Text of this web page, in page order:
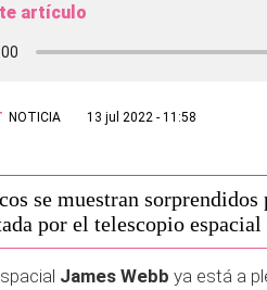
artículo
NOTICIA
13 jul 2022 - 11:58
se muestran
por el telescopio espacial
James Webb ya está a